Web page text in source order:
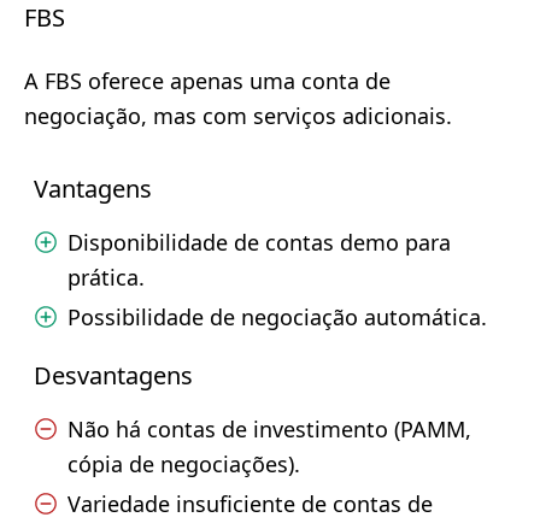
FBS
A FBS oferece apenas uma conta de
negociação, mas com serviços adicionais.
Vantagens
Disponibilidade de contas demo para
prática.
Possibilidade de negociação automática.
Desvantagens
Não há contas de investimento (PAMM,
cópia de negociações).
Variedade insuficiente de contas de